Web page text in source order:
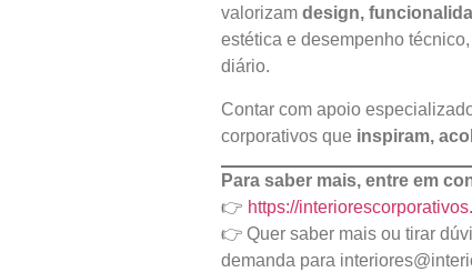
valorizam design,
estética e desempenho
diário.
Contar com apoio
corporativos que inspiram,
Para saber mais, entre em
👉 https://
👉 Quer saber mais ou tirar
demanda para